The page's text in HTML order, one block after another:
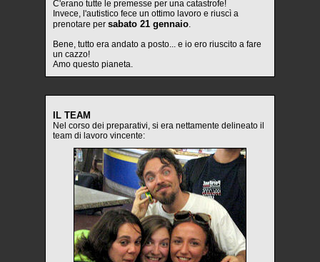
C'erano tutte le premesse per una catastrofe!
Invece, l'autistico fece un ottimo lavoro e riuscì a
prenotare per sabato 21 gennaio.
Bene, tutto era andato a posto... e io ero riuscito a fare
un cazzo!
Amo questo pianeta.
IL TEAM
Nel corso dei preparativi, si era nettamente delineato il
team di lavoro vincente: